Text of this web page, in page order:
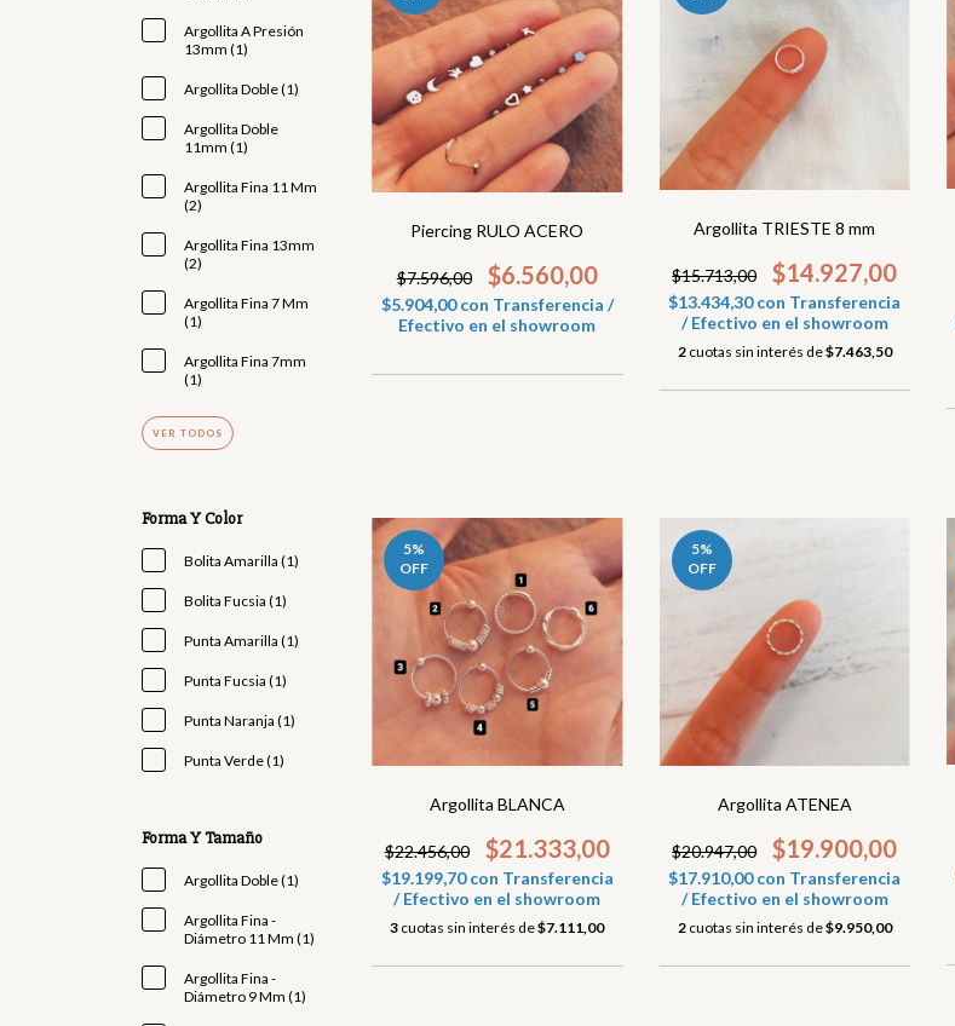
Argollita A Presión
13mm (1)
Argollita Doble (1)
Argollita Doble
11mm (1)
Argollita Fina 11 Mm
(2)
Argollita Fina 13mm
(2)
Argollita Fina 7 Mm
(1)
Argollita Fina 7mm
(1)
VER TODOS
Forma Y Color
Bolita Amarilla (1)
Bolita Fucsia (1)
Punta Amarilla (1)
Punta Fucsia (1)
Punta Naranja (1)
Punta Verde (1)
Forma Y Tamaño
Argollita Doble (1)
Argollita Fina -
Diámetro 11 Mm (1)
Argollita Fina -
Diámetro 9 Mm (1)
Piercing RULO ACERO
$7.596,00 $6.560,00
$5.904,00con Transferencia /
Efectivo en el showroom
Argollita TRIESTE 8 mm
$15.713,00 $14.927,00
$13.434,30con Transferencia
/ Efectivo en el showroom
2 cuotas sin interés de$7.463,50
5%
OFF
Argollita BLANCA
$22.456,00 $21.333,00
$19.199,70con Transferencia
/ Efectivo en el showroom
3 cuotas sin interés de$7.111,00
5%
OFF
Argollita ATENEA
$20.947,00 $19.900,00
$17.910,00con Transferencia
/ Efectivo en el showroom
2 cuotas sin interés de$9.950,00